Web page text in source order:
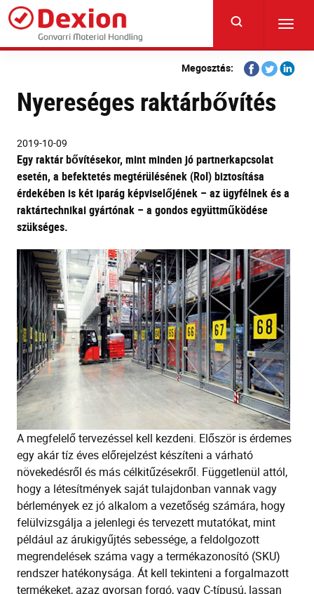
Skip
main
content
Megosztás:
Share
on
Facebook
Share
on
Twitter
Share
Nyereséges raktárbővítés
2019-10-09
Egy raktár bővítésekor, mint minden jó partnerkapcsolat
esetén, a befektetés megtérülésének (RoI) biztosítása
érdekében is két iparág képviselőjének – az ügyfélnek és a
raktártechnikai gyártónak – a gondos együttműködése
szükséges.
A megfelelő tervezéssel kell kezdeni. Először is érdemes
egy akár tíz éves előrejelzést készíteni a várható
növekedésről és más célkitűzésekről. Függetlenül attól,
hogy a létesítmények saját tulajdonban vannak vagy
bérlemények ez jó alkalom a vezetőség számára, hogy
felülvizsgálja a jelenlegi és tervezett mutatókat, mint
például az árukigyűjtés sebessége, a feldolgozott
megrendelések száma vagy a termékazonosító (SKU)
rendszer hatékonysága. Át kell tekinteni a forgalmazott
termékeket, azaz gyorsan forgó, vagy C-típusú, lassan